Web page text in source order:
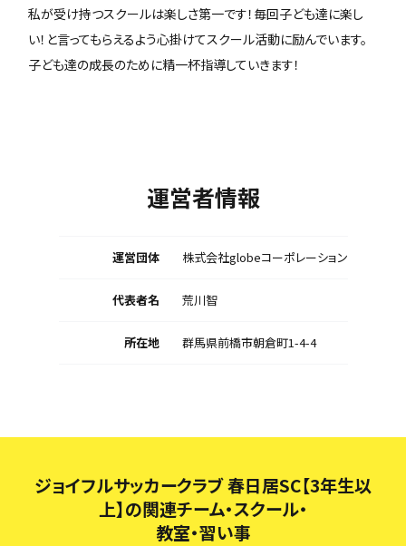
私が受け持つスクールは楽しさ第一です！毎回子ども達に楽し
い！と言ってもらえるよう心掛けてスクール活動に励んでいます。
子ども達の成長のために精一杯指導していきます！
運営者情報
運営団体 株式会社globeコーポレーション
代表者名 荒川智
所在地 群馬県前橋市朝倉町1-4-4
ジョイフルサッカークラブ 春日居SC【3年生以
上】の関連チーム・スクール・
教室・習い事